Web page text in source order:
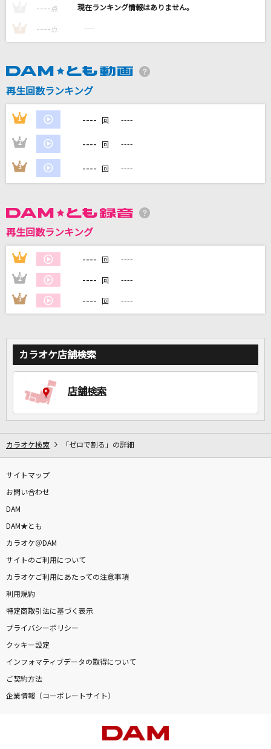
SEASONS
ヨルシカ
カラオケ最新情報をチェック！
---- 点 ----
3 ---- 点 ----
再生回数ランキング
1 ---- 回 ----
2 ---- 回 ----
3 ---- 回 ----
再生回数ランキング
1 ---- 回 ----
2 ---- 回 ----
3 ---- 回 ----
カラオケ店舗検索
店舗検索
カラオケ検索 「ゼロで割る」の詳細
サイトマップ
お問い合わせ
DAM
DAM★とも
カラオケ＠DAM
サイトのご利用について
カラオケご利用にあたっての注意事項
利用規約
特定商取引法に基づく表示
プライバシーポリシー
クッキー設定
インフォマティブデータの取得について
ご契約方法
企業情報（コーポレートサイト）